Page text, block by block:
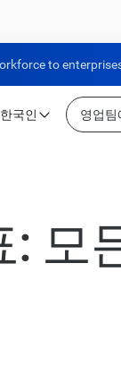
to
한국인 영업팀
모